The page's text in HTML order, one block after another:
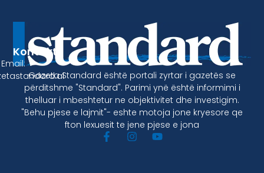
Gazeta Standard është portali zyrtar i gazetës se
përditshme "Standard". Parimi ynë është informimi i
thelluar i mbeshtetur ne objektivitet dhe investigim.
"Behu pjese e lajmit"- eshte motoja jone kryesore qe
fton lexuesit te jene pjese e jona
Kontakt
Email: